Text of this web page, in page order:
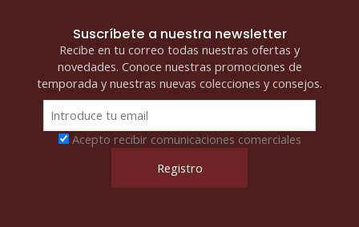
Suscríbete a nuestra newsletter
Recibe en tu correo todas nuestras ofertas y
novedades. Conoce nuestras promociones de
temporada y nuestras nuevas colecciones y consejos.
Acepto recibir comunicaciones comerciales